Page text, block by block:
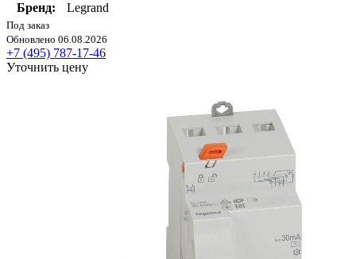
Бренд:
Legrand
Под заказ
Обновлено 06.08.2026
+7 (495) 787-17-46
Уточнить цену